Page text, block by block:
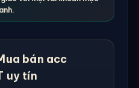
bán acc
uy tín